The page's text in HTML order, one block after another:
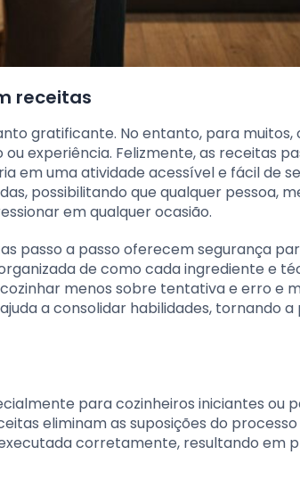
receitas
gratificante. No entanto, para muitos,
experiência. Felizmente, as receitas
uma atividade acessível e fácil de
possibilitando que qualquer pessoa,
em qualquer ocasião.
passo a passo oferecem segurança
de como cada ingrediente e
menos sobre tentativa e erro e
a consolidar habilidades, tornando
para cozinheiros iniciantes ou
eliminam as suposições do
corretamente, resultando em